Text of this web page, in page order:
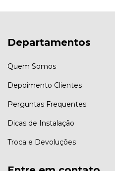
Departamentos
Quem Somos
Depoimento Clientes
Perguntas Frequentes
Dicas de Instalação
Troca e Devoluções